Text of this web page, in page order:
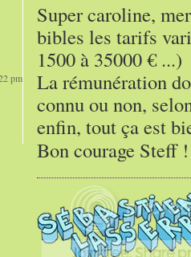
Super caroline,
bibles les tarifs
1500 à 35000 € ...)
La rémunération
connu ou non,
enfin, tout ça est
Bon courage Steff
pm